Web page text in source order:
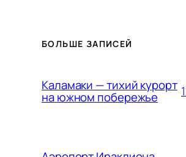
БОЛЬШЕ ЗАПИСЕЙ
Каламаки — тихий курорт
на южном побережье